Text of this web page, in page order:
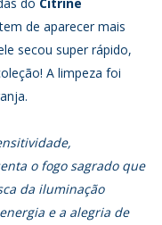
de aparecer mais
secou super rápido,
A limpeza foi
o fogo sagrado que
da iluminação
e a alegria de